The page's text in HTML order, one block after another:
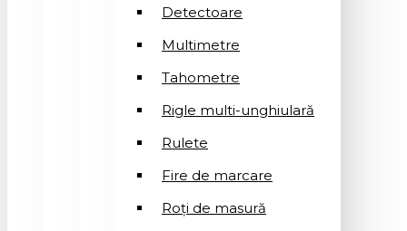
Detectoare
Multimetre
Tahometre
Rigle multi-unghiulară
Rulete
Fire de marcare
Roți de masură